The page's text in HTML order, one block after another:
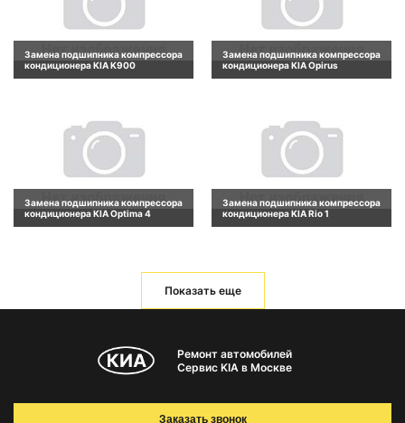
Замена подшипника компрессора
кондиционера KIA K900
Замена подшипника компрессора
кондиционера KIA Opirus
Замена подшипника компрессора
кондиционера KIA Optima 4
Замена подшипника компрессора
кондиционера KIA Rio 1
Показать еще
Ремонт автомобилей
Сервис KIA в Москве
Заказать звонок